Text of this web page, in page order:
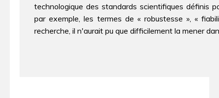
technologique des standards scientifiques définis
par exemple, les termes de « robustesse », «
recherche, il n'aurait pu que difficilement la mener